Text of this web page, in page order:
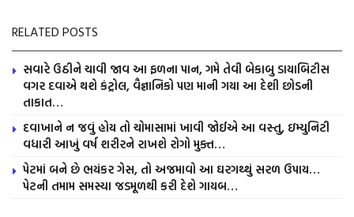
RELATED POSTS
સવારે ઉઠીને ચાવી જાવ આ ફળના પાન, ગમે તેવી બેકાબુ ડાયાબિટીસ
વગર દવાએ થશે કંટ્રોલ, વૈજ્ઞાનિકો પણ માની ગયા આ દેશી છોડની
તાકાત…
દવાખાને ન જવું હોય તો ચોમાસામાં ખાવી જોઈએ આ વસ્તુ, ઇમ્યુનિટી
વધારી આખું વર્ષ શરીરને રાખશે રોગો મુક્ત…
પેટમાં બને છે ભયંકર ગેસ, તો અજમાવો આ ઘરગથ્થું સરળ ઉપાય…
પેટની તમામ સમસ્યા જડમૂળથી કરી દેશે ગાયબ…